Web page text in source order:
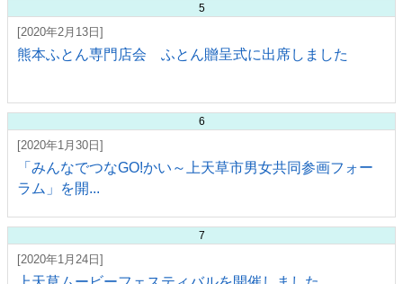
5
[2020年2月13日]
熊本ふとん専門店会 ふとん贈呈式に出席しました
6
[2020年1月30日]
「みんなでつなGO!かい～上天草市男女共同参画フォー
ラム」を開...
7
[2020年1月24日]